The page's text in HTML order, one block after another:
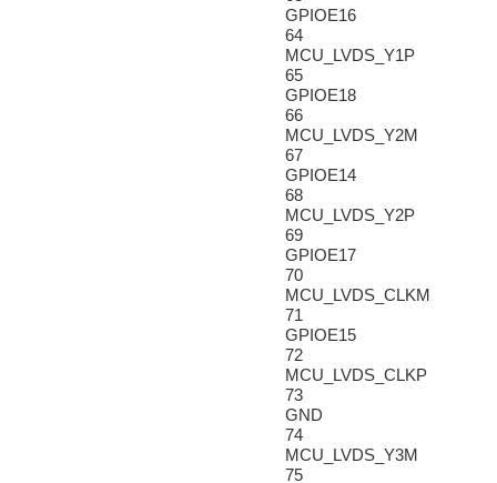
GPIOE16
64
MCU_LVDS_Y1P
65
GPIOE18
66
MCU_LVDS_Y2M
67
GPIOE14
68
MCU_LVDS_Y2P
69
GPIOE17
70
MCU_LVDS_CLKM
71
GPIOE15
72
MCU_LVDS_CLKP
73
GND
74
MCU_LVDS_Y3M
75